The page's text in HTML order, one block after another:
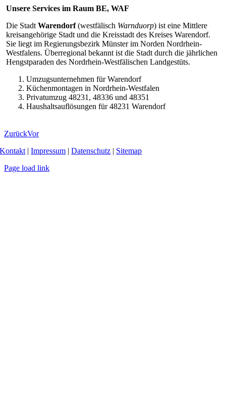
Unsere Services im Raum BE, WAF
Die Stadt Warendorf(westfälisch Warnduorp) ist eine Mittlere
kreisangehörige Stadt und die Kreisstadt des Kreises Warendorf.
Sie liegt im Regierungsbezirk Münster im Norden Nordrhein-
Westfalens. Überregional bekannt ist die Stadt durch die jährlichen
Hengstparaden des Nordrhein-Westfälischen Landgestüts.
Umzugsunternehmen für Warendorf
Küchenmontagen in Nordrhein-Westfalen
Privatumzug 48231, 48336 und 48351
Haushaltsauflösungen für 48231 Warendorf
ZurückVor
Kontakt |Impressum |Datenschutz | Sitemap
Page load link